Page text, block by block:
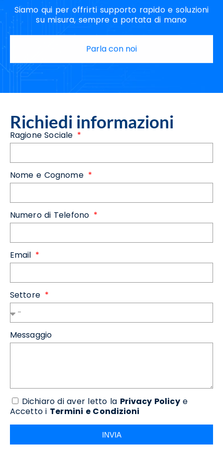
Siamo qui per offrirti supporto rapido e soluzioni
su misura, sempre a portata di mano
Parla con noi
Richiedi informazioni
Ragione Sociale
Nome e Cognome
Numero di Telefono
Email
Settore
Messaggio
Dichiaro di aver letto la Privacy Policye
Accetto i Termini e Condizioni
INVIA